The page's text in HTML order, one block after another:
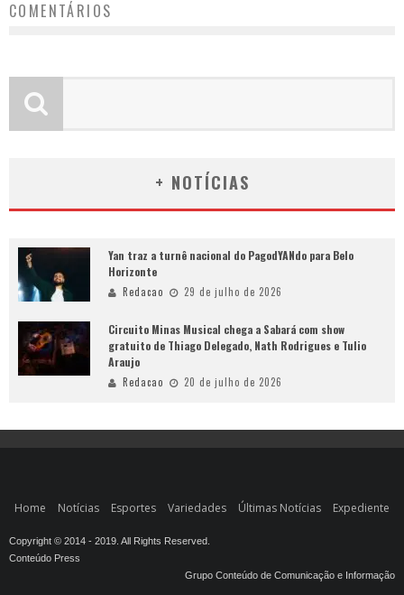
COMENTÁRIOS
+ NOTÍCIAS
Yan traz a turnê nacional do PagodYANdo para Belo
Horizonte
Redacao 29 de julho de 2026
Circuito Minas Musical chega a Sabará com show
gratuito de Thiago Delegado, Nath Rodrigues e Tulio
Araujo
Redacao 20 de julho de 2026
Home Notícias Esportes Variedades Últimas Notícias Expediente
Copyright © 2014 - 2019. All Rights Reserved.
Conteúdo Press
Grupo Conteúdo de Comunicação e Informação